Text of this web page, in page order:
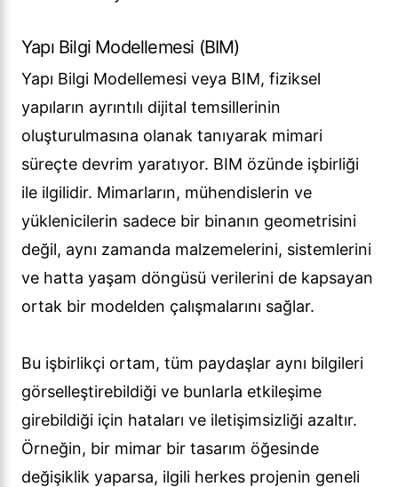
Yapı Bilgi Modellemesi (BIM)
Yapı Bilgi Modellemesi veya BIM, fiziksel
yapıların ayrıntılı dijital temsillerinin
oluşturulmasına olanak tanıyarak mimari
süreçte devrim yaratıyor. BIM özünde işbirliği
ile ilgilidir. Mimarların, mühendislerin ve
yüklenicilerin sadece bir binanın geometrisini
değil, aynı zamanda malzemelerini, sistemlerini
ve hatta yaşam döngüsü verilerini de kapsayan
ortak bir modelden çalışmalarını sağlar.
Bu işbirlikçi ortam, tüm paydaşlar aynı bilgileri
görselleştirebildiği ve bunlarla etkileşime
girebildiği için hataları ve iletişimsizliği azaltır.
Örneğin, bir mimar bir tasarım öğesinde
değişiklik yaparsa, ilgili herkes projenin geneli